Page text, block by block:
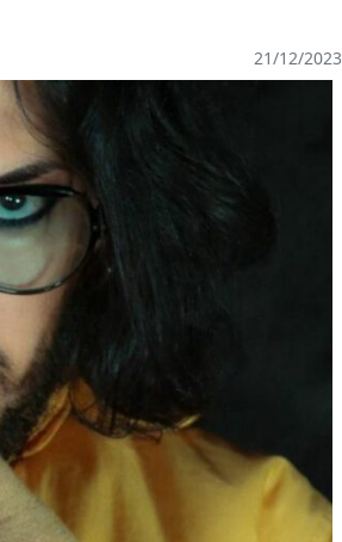
21/12/2023